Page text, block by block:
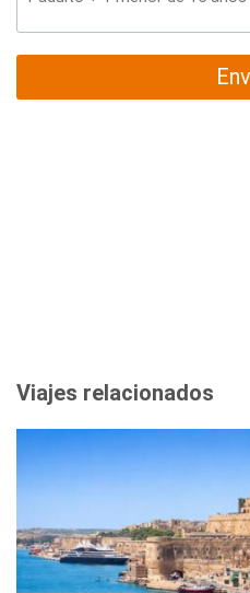
Viajes relacionados